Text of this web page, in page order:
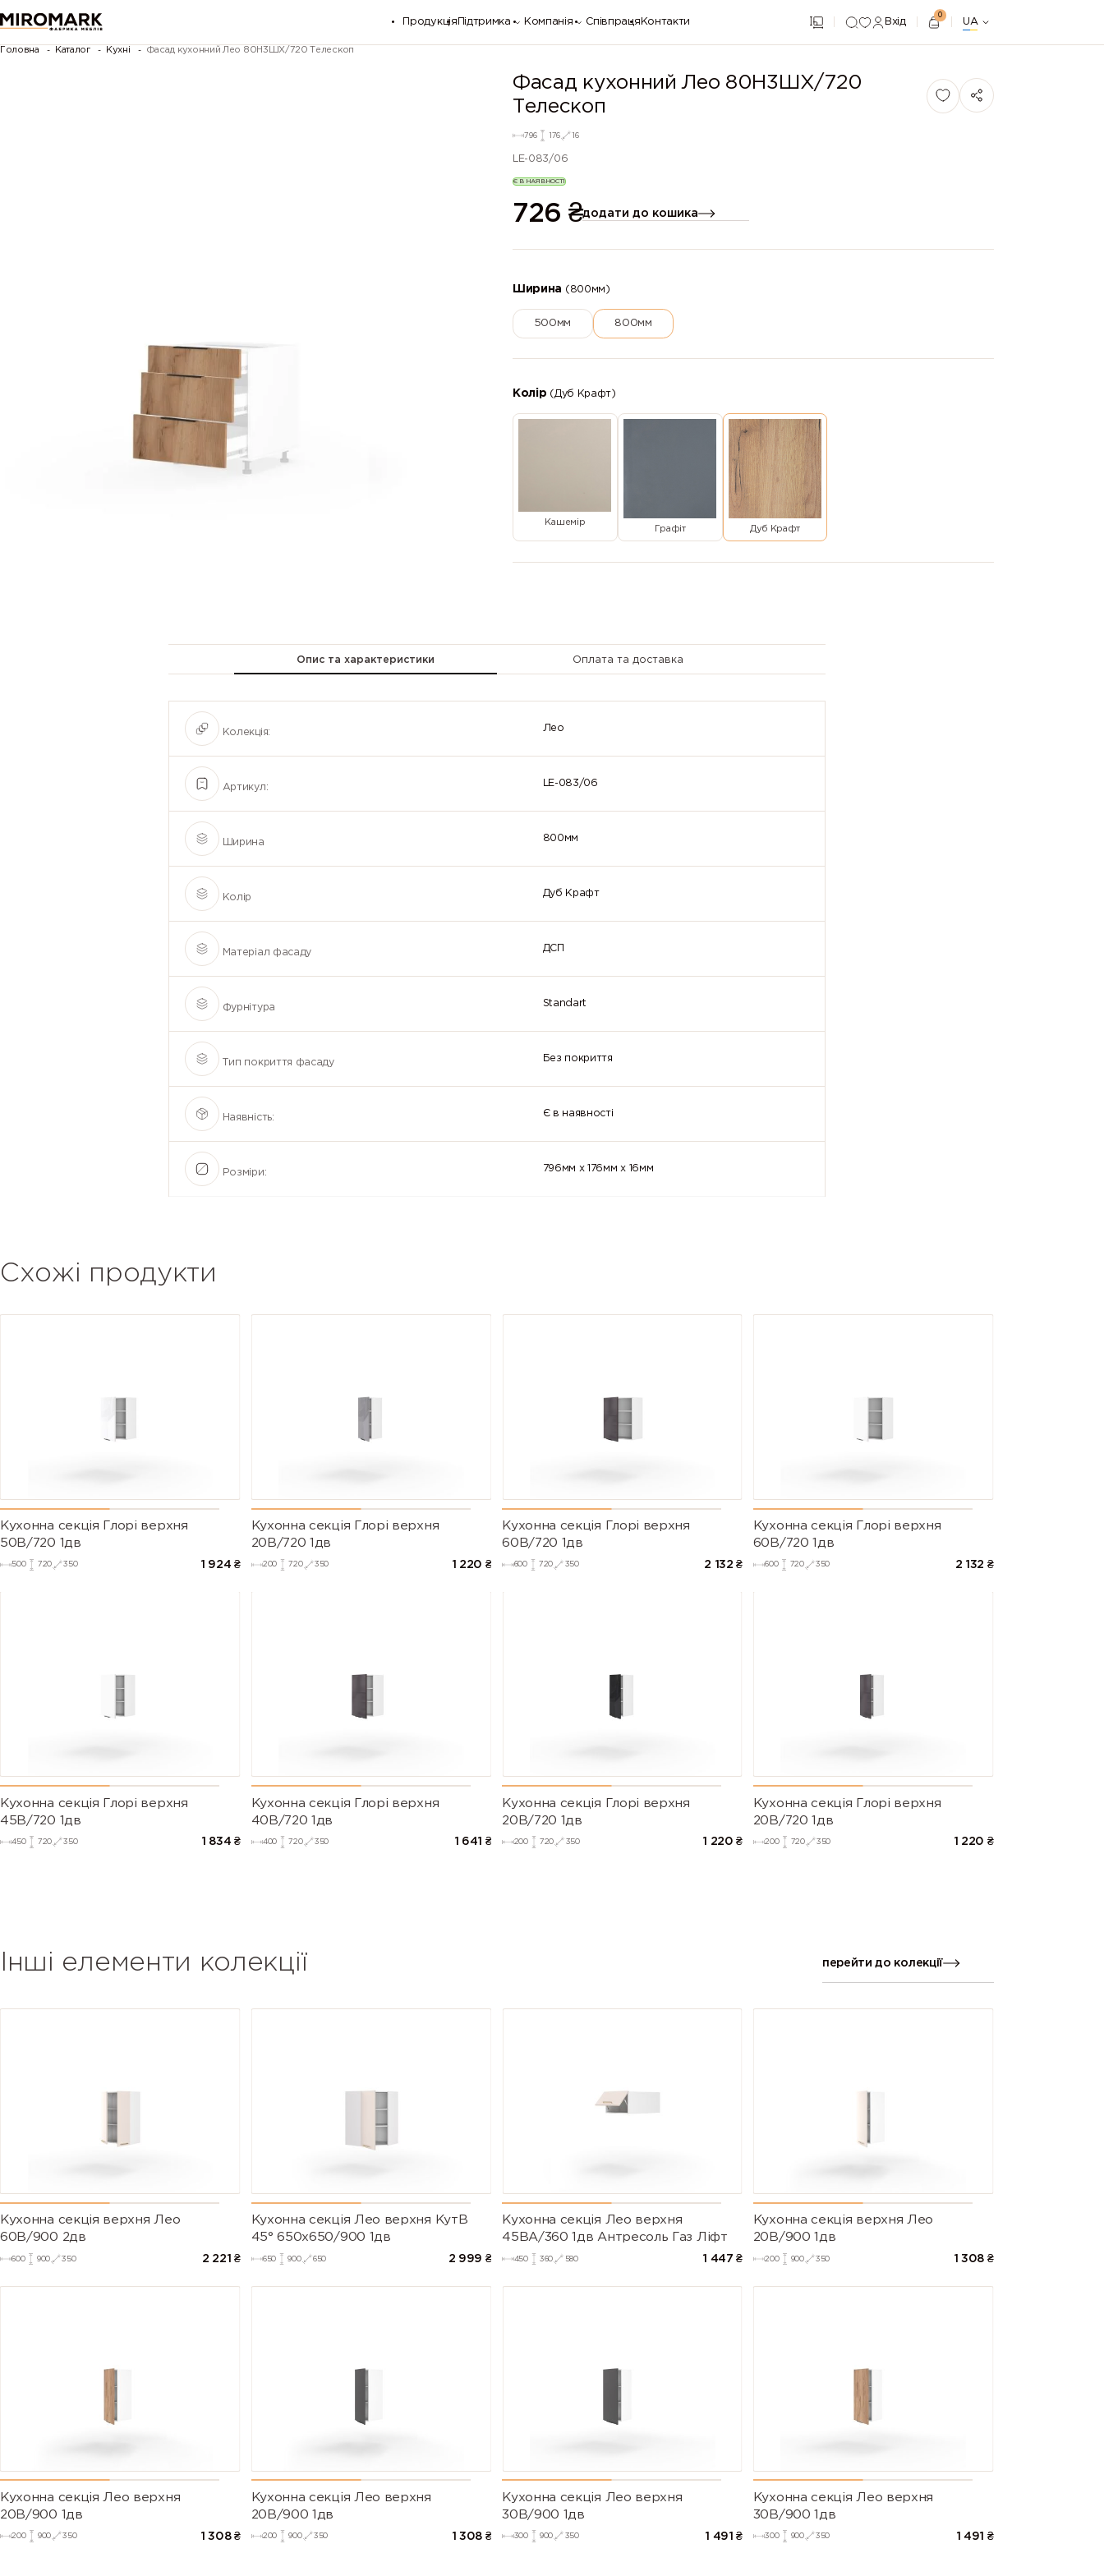
Продукція Підтримка Компанія Співпраця Контакти Вхід
0
UA
Головна Каталог Кухні Фасад кухонний Лео 80Н3ШХ/720 Телескоп
Фасад кухонний Лео 80Н3ШХ/720
Телескоп
796 176 16
LE-083/06
Є В НАЯВНОСТІ
726 ₴додати до кошика
Ширина (800мм)
500мм 800мм
Колір (Дуб Крафт)
Кашемір
Графіт Дуб Крафт
Опис та характеристики Оплата та доставка
Колекція: Лео
Артикул: LE-083/06
Ширина 800мм
Колір Дуб Крафт
Матеріал фасаду ДСП
Фурнітура Standart
Тип покриття фасаду Без покриття
Наявність: Є в наявності
Розміри: 796мм x 176мм x 16мм
Схожі продукти
Кухонна секція Глорі верхня
50В/720 1дв
500 720 350 1 924 ₴
Кухонна секція Глорі верхня
20В/720 1дв
200 720 350 1 220 ₴
Кухонна секція Глорі верхня
60В/720 1дв
600 720 350 2 132 ₴
Кухонна секція Глорі верхня
60В/720 1дв
600 720 350 2 132 ₴
Кухонна секція Глорі верхня
45В/720 1дв
450 720 350 1 834 ₴
Кухонна секція Глорі верхня
40В/720 1дв
400 720 350 1 641 ₴
Кухонна секція Глорі верхня
20В/720 1дв
200 720 350 1 220 ₴
Кухонна секція Глорі верхня
20В/720 1дв
200 720 350 1 220 ₴
Інші елементи колекції перейти до колекції
Кухонна секція верхня Лео
60В/900 2дв
600 900 350 2 221 ₴
Кухонна секція Лео верхня КутВ
45° 650х650/900 1дв
650 900 650 2 999 ₴
Кухонна секція Лео верхня
45ВА/360 1дв Антресоль Газ Ліфт
450 360 580 1 447 ₴
Кухонна секція верхня Лео
20В/900 1дв
200 900 350 1 308 ₴
Кухонна секція Лео верхня
20В/900 1дв
200 900 350 1 308 ₴
Кухонна секція Лео верхня
20В/900 1дв
200 900 350 1 308 ₴
Кухонна секція Лео верхня
30В/900 1дв
300 900 350 1 491 ₴
Кухонна секція Лео верхня
30В/900 1дв
300 900 350 1 491 ₴